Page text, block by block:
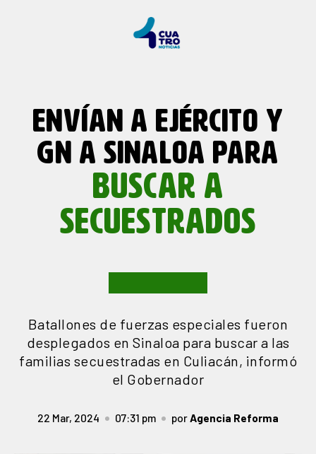
ENVÍAN A EJÉRCITO Y
GN A SINALOA PARA
BUSCAR A
SECUESTRADOS
Batallones de fuerzas especiales fueron
desplegados en Sinaloa para buscar a las
familias secuestradas en Culiacán, informó
el Gobernador
22 Mar, 2024 07:31 pm porAgencia Reforma